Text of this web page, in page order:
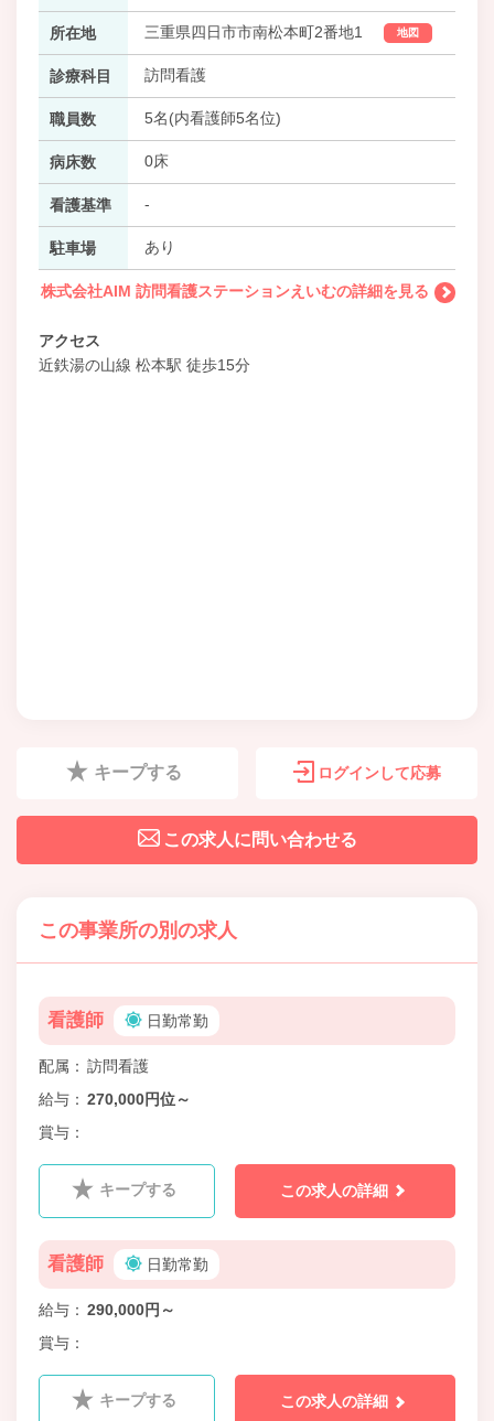
所在地 三重県四日市市南松本町2番地1 地図
診療科目 訪問看護
職員数 5名(内看護師5名位)
病床数 0床
看護基準 -
駐車場 あり
株式会社AIM 訪問看護ステーションえいむの詳細を見る
アクセス
近鉄湯の山線 松本駅 徒歩15分
キープする ログインして応募
この求人に問い合わせる
この事業所の別の求人
看護師 日勤常勤
配属
訪問看護
給与
270,000円位～
賞与
キープする この求人の詳細
看護師 日勤常勤
給与
290,000円～
賞与
キープする この求人の詳細